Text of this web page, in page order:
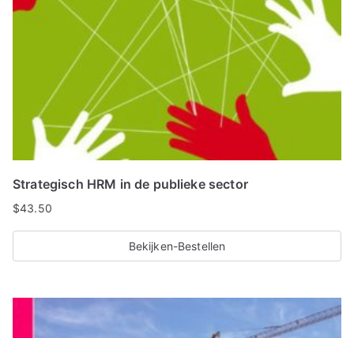
Strategisch HRM in de publieke sector
$43.50
Bekijken-Bestellen